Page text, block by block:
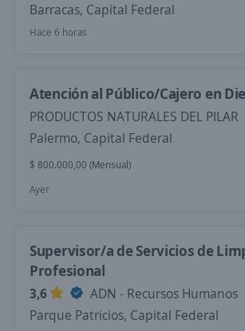
Barracas, Capital Federal
Hace 6 horas
Atención al Público/Cajero en
PRODUCTOS NATURALES DEL PILAR
Palermo, Capital Federal
$ 800.000,00 (Mensual)
Ayer
Supervisor/a de Servicios de
Profesional
3,6
ADN - Recursos Humanos
Parque Patricios, Capital Federal